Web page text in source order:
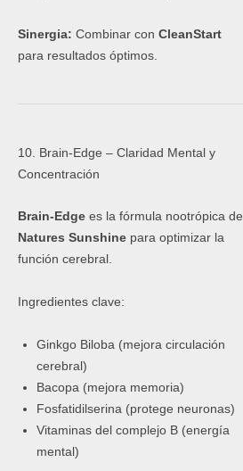
Sinergia: Combinar con CleanStart
para resultados óptimos.
10. Brain-Edge – Claridad Mental y
Concentración
Brain-Edge es la fórmula nootrópica de
Natures Sunshine para optimizar la
función cerebral.
Ingredientes clave:
Ginkgo Biloba (mejora circulación
cerebral)
Bacopa (mejora memoria)
Fosfatidilserina (protege neuronas)
Vitaminas del complejo B (energía
mental)